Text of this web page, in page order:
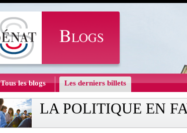
Tous les blogs Les derniers billets
LA POLITIQUE EN